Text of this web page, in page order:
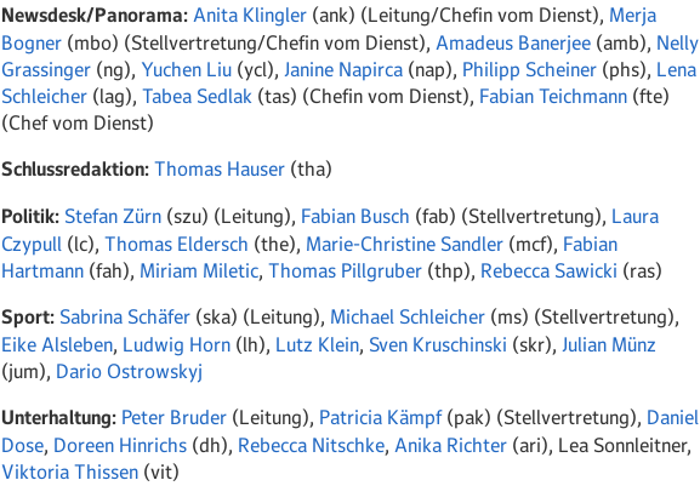
Newsdesk/Panorama: Anita Klingler (ank) (Leitung/Chefin vom Dienst), Merja
Bogner (mbo) (Stellvertretung/Chefin vom Dienst), Amadeus Banerjee (amb), Nelly
Grassinger (ng), Yuchen Liu (ycl), Janine Napirca (nap), Philipp Scheiner (phs), Lena
Schleicher (lag), Tabea Sedlak (tas) (Chefin vom Dienst), Fabian Teichmann (fte)
(Chef vom Dienst)
Schlussredaktion: Thomas Hauser (tha)
Politik: Stefan Zürn (szu) (Leitung), Fabian Busch (fab) (Stellvertretung), Laura
Czypull (lc), Thomas Eldersch (the), Marie-Christine Sandler (mcf), Fabian
Hartmann (fah), Miriam Miletic, Thomas Pillgruber (thp), Rebecca Sawicki (ras)
Sport: Sabrina Schäfer (ska) (Leitung), Michael Schleicher (ms) (Stellvertretung),
Eike Alsleben, Ludwig Horn (lh), Lutz Klein, Sven Kruschinski (skr), Julian Münz
(jum), Dario Ostrowskyj
Unterhaltung: Peter Bruder (Leitung), Patricia Kämpf(pak) (Stellvertretung), Daniel
Dose, Doreen Hinrichs (dh), Rebecca Nitschke, Anika Richter (ari), Lea Sonnleitner,
Viktoria Thissen (vit)